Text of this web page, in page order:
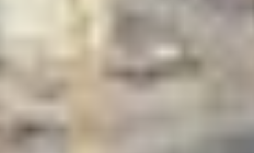
Valon Kaupunki